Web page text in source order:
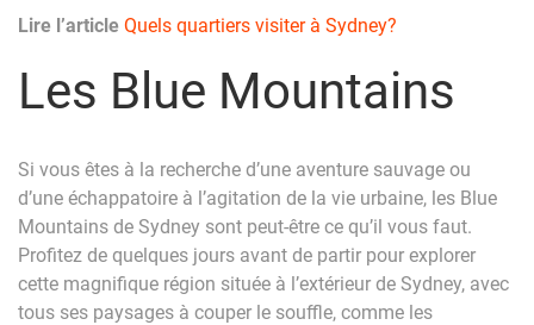
Lire l’article Quels quartiers visiter à Sydney?
Les Blue Mountains
Si vous êtes à la recherche d’une aventure sauvage ou
d’une échappatoire à l’agitation de la vie urbaine, les Blue
Mountains de Sydney sont peut-être ce qu’il vous faut.
Profitez de quelques jours avant de partir pour explorer
cette magnifique région située à l’extérieur de Sydney, avec
tous ses paysages à couper le souffle, comme les